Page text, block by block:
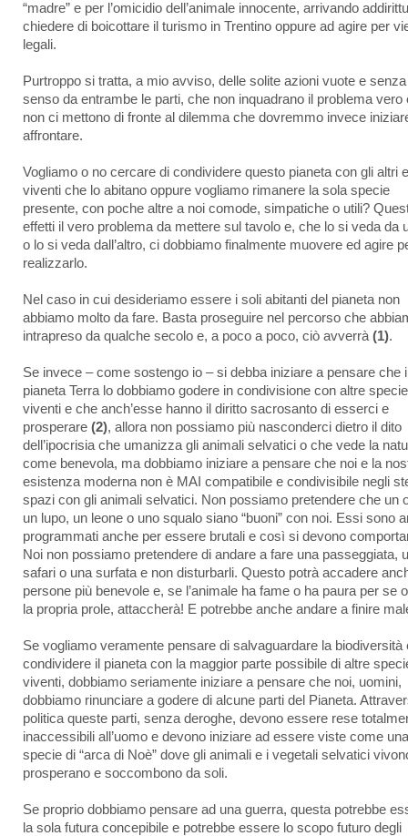
“madre” e per l’omicidio dell’animale innocente, arrivando
chiedere di boicottare il turismo in Trentino oppure ad agire per
legali.
Purtroppo si tratta, a mio avviso, delle solite azioni vuote e senza
senso da entrambe le parti, che non inquadrano il problema vero
non ci mettono di fronte al dilemma che dovremmo invece
affrontare.
Vogliamo o no cercare di condividere questo pianeta con gli altri
viventi che lo abitano oppure vogliamo rimanere la sola specie
presente, con poche altre a noi comode, simpatiche o utili?
effetti il vero problema da mettere sul tavolo e, che lo si veda da
o lo si veda dall’altro, ci dobbiamo finalmente muovere ed agire
realizzarlo.
Nel caso in cui desideriamo essere i soli abitanti del pianeta non
abbiamo molto da fare. Basta proseguire nel percorso che
intrapreso da qualche secolo e, a poco a poco, ciò avverrà (1).
Se invece – come sostengo io – si debba iniziare a pensare che
pianeta Terra lo dobbiamo godere in condivisione con altre specie
viventi e che anch’esse hanno il diritto sacrosanto di esserci e
prosperare (2), allora non possiamo più nasconderci dietro il dito
dell’ipocrisia che umanizza gli animali selvatici o che vede la
come benevola, ma dobbiamo iniziare a pensare che noi e la
esistenza moderna non è MAI compatibile e condivisibile negli
spazi con gli animali selvatici. Non possiamo pretendere che un
un lupo, un leone o uno squalo siano “buoni” con noi. Essi sono
programmati anche per essere brutali e così si devono
Noi non possiamo pretendere di andare a fare una passeggiata,
safari o una surfata e non disturbarli. Questo potrà accadere
persone più benevole e, se l’animale ha fame o ha paura per se
la propria prole, attaccherà! E potrebbe anche andare a finire
Se vogliamo veramente pensare di salvaguardare la biodiversità
condividere il pianeta con la maggior parte possibile di altre
viventi, dobbiamo seriamente iniziare a pensare che noi, uomini,
dobbiamo rinunciare a godere di alcune parti del Pianeta.
politica queste parti, senza deroghe, devono essere rese
inaccessibili all’uomo e devono iniziare ad essere viste come una
specie di “arca di Noè” dove gli animali e i vegetali selvatici
prosperano e soccombono da soli.
Se proprio dobbiamo pensare ad una guerra, questa potrebbe
la sola futura concepibile e potrebbe essere lo scopo futuro degli